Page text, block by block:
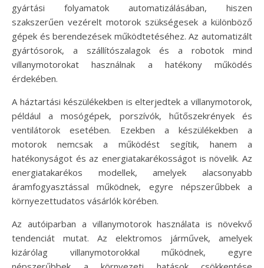
gyártási folyamatok automatizálásában, hiszen
szakszerűen vezérelt motorok szükségesek a különböző
gépek és berendezések működtetéséhez. Az automatizált
gyártósorok, a szállítószalagok és a robotok mind
villanymotorokat használnak a hatékony működés
érdekében.
A háztartási készülékekben is elterjedtek a villanymotorok,
például a mosógépek, porszívók, hűtőszekrények és
ventilátorok esetében. Ezekben a készülékekben a
motorok nemcsak a működést segítik, hanem a
hatékonyságot és az energiatakarékosságot is növelik. Az
energiatakarékos modellek, amelyek alacsonyabb
áramfogyasztással működnek, egyre népszerűbbek a
környezettudatos vásárlók körében.
Az autóiparban a villanymotorok használata is növekvő
tendenciát mutat. Az elektromos járművek, amelyek
kizárólag villanymotorokkal működnek, egyre